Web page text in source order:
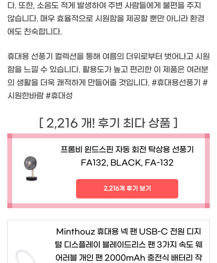
다. 또한, 소음도 적게 발생하여 주변 사람들에게 불편을 주지
않습니다. 매우 효율적으로 시원함을 제공할 뿐만 아니라 환경
에도 친숙합니다.
휴대용 선풍기 컬렉션을 통해 여름의 더위로부터 벗어나고 시원
함을 느낄 수 있습니다. 활용도가 높고 편리한 이 제품은 여러분
의 생활을 더욱 쾌적하게 만들어줄 것입니다. #휴대용선풍기 #
시원한바람 #휴대성
[ 2,216 개! 후기 최다 상품 ]
프롬비 윈드스핀 자동 회전 탁상용 선풍기
FA132, BLACK, FA-132
2,216개 후기 보기
Minthouz 휴대용 넥 팬 USB-C 전원 디지
털 디스플레이 블레이드리스 팬 3가지 속도 웨
어러블 개인 팬 2000mAh 충전식 배터리 작